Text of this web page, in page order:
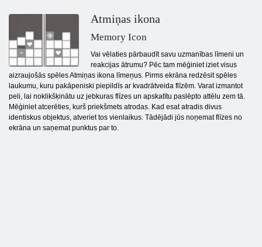
Atmiņas ikona
Memory Icon
Vai vēlaties pārbaudīt savu uzmanības līmeni un
reakcijas ātrumu? Pēc tam mēģiniet iziet visus
aizraujošās spēles Atmiņas ikona līmeņus. Pirms ekrāna redzēsit spēles
laukumu, kuru pakāpeniski piepildīs ar kvadrātveida flīzēm. Varat izmantot
peli, lai noklikšķinātu uz jebkuras flīzes un apskatītu paslēpto attēlu zem tā.
Mēģiniet atcerēties, kurš priekšmets atrodas. Kad esat atradis divus
identiskus objektus, atveriet tos vienlaikus. Tādējādi jūs noņemat flīzes no
ekrāna un saņemat punktus par to.